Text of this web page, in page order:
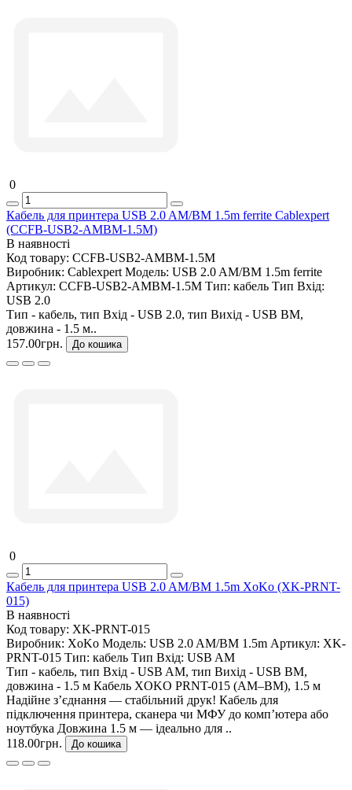
0
Кабель для принтера USB 2.0 AM/BM 1.5m ferrite Cablexpert
(CCFB-USB2-AMBM-1.5M)
В наявності
Код товару: CCFB-USB2-AMBM-1.5M
Виробник: Cablexpert Модель: USB 2.0 AM/BM 1.5m ferrite
Артикул: CCFB-USB2-AMBM-1.5M Тип: кабель Тип Вхід:
USB 2.0
Тип - кабель, тип Вхід - USB 2.0, тип Вихід - USB BM,
довжина - 1.5 м..
157.00грн.
До кошика
0
Кабель для принтера USB 2.0 AM/BM 1.5m XoKo (XK-PRNT-
015)
В наявності
Код товару: XK-PRNT-015
Виробник: XoKo Модель: USB 2.0 AM/BM 1.5m Артикул: XK-
PRNT-015 Тип: кабель Тип Вхід: USB AM
Тип - кабель, тип Вхід - USB AM, тип Вихід - USB BM,
довжина - 1.5 м Кабель XOKO PRNT-015 (AM–BM), 1.5 м
Надійне з’єднання — стабільний друк! Кабель для
підключення принтера, сканера чи МФУ до комп’ютера або
ноутбука Довжина 1.5 м — ідеально для ..
118.00грн.
До кошика